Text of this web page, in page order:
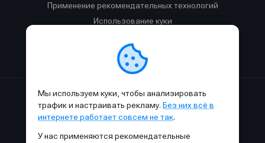
Применение рекомендательных технологий
Использование куки
Правила общения в Телеграм-чате
Сделано с к в SAMESOUND© 2015-2026.
Использование материалов SAMESOUND разрешено только с
Все права на картинки и тексты принадлежат их авторам.
Мы используем куки, чтобы анализировать
трафик и настраивать рекламу. Без них всё в
интернете работает совсем не так.
У нас применяются рекомендательные